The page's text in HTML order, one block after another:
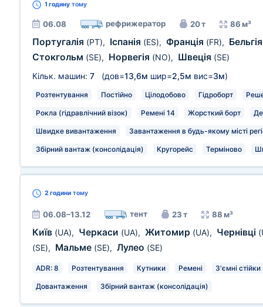
1 годину тому
06.08 рефрижератор 20 т 86 м³
Португалія (PT), Іспанія (ES), Франція (FR),
Стокгольм (SE), Норвегія (NO), Швеція (SE)
Кільк. машин: 7 (дов=13,6м шир=2,5м вис=3м)
Розтентування Постійно Цілодобово Гідроборт
Рокла (гідравлічний візок) Ремені 14 Жорсткий борт
Швидке вивантаження Завантаження в будь-якому місті
Збірний вантаж (консолідація) Кругорейс Терміново
2 години тому
06.08–13.12 тент 23 т 88 м³
Київ (UA), Черкаси (UA), Житомир (UA), Чернівці
(SE), Мальме (SE), Лулео (SE)
ADR: 8 Розтентування Кутники Ремені З'ємні стійки
Довантаження Збірний вантаж (консолідація)